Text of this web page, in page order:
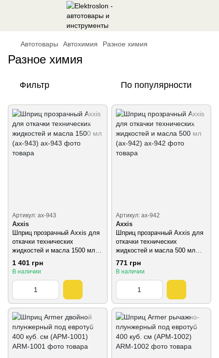
Автотовары Автохимия Разное химия
Разное химия
Фильтр По популярности
Артикул: ax-943
Axxis
Шприц прозрачный Axxis для
откачки технических
жидкостей и масла 1500 мл
(ax-943)
1 401 грн
В наличии
Артикул: ax-942
Axxis
Шприц прозрачный Axxis для
откачки технических
жидкостей и масла 500 мл
(ax-942)
771 грн
В наличии